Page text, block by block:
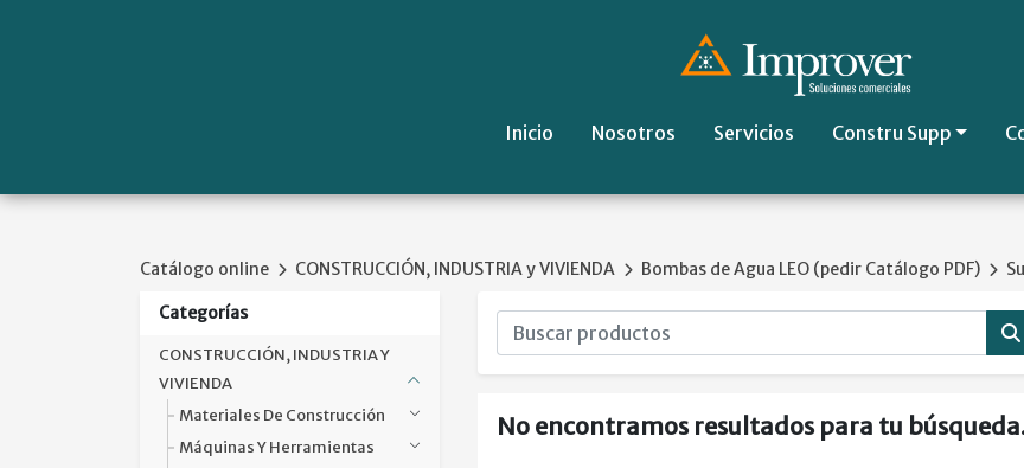
Inicio Nosotros Servicios Constru Supp
Catálogo online CONSTRUCCIÓN, INDUSTRIA y VIVIENDA Bombas de Agua LEO (pedir Catálogo PDF)
Categorías
CONSTRUCCIÓN, INDUSTRIA Y
VIVIENDA
Materiales De Construcción
Máquinas Y Herramientas
No encontramos resultados para tu